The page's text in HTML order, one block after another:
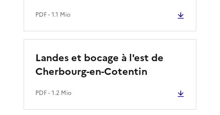
PDF- 1.1 Mio
Landes et bocage à l'est de
Cherbourg-en-Cotentin
PDF- 1.2 Mio